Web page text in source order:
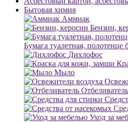
Бытовая химия
Аммиак
Бензин,
Бумага туалетная, полотенце
Дихлофос
Мыло
Отбеливатель
Уход за